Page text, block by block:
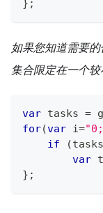
} ;
如果您知道需要
集合限定在一个
var tasks =
for(var i=
if
(tasks
var
} ;